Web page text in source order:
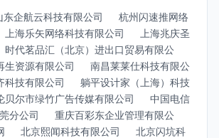
东企航云科技有限公司
杭州闪速推网络
上海乐矢网络科技有限公司
上海兆庆圣
时代茗品汇（北京）进出口贸易有限公
生资源有限公司
南昌莱莱仕科技有限公
科技有限公司
躺平设计家（上海）科技
贝尔市绿竹广告传媒有限公司
中国电信
分公司
重庆百彩东企业管理有限公
北京熙闻科技有限公司
北京闪坑科